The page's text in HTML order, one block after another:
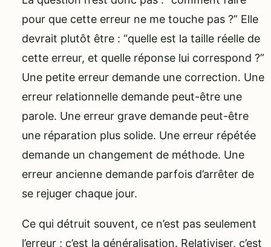
pour que cette erreur ne me touche pas ?” Elle
devrait plutôt être : “quelle est la taille réelle de
cette erreur, et quelle réponse lui correspond ?”
Une petite erreur demande une correction. Une
erreur relationnelle demande peut-être une
parole. Une erreur grave demande peut-être
une réparation plus solide. Une erreur répétée
demande un changement de méthode. Une
erreur ancienne demande parfois d’arrêter de
se rejuger chaque jour.
Ce qui détruit souvent, ce n’est pas seulement
l’erreur ; c’est la généralisation. Relativiser, c’est